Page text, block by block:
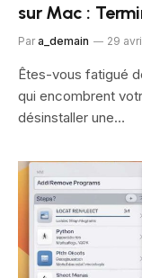
sur Mac :
Par a_demain 29
Êtes-vous fatigué
qui encombrent
désinstaller une…